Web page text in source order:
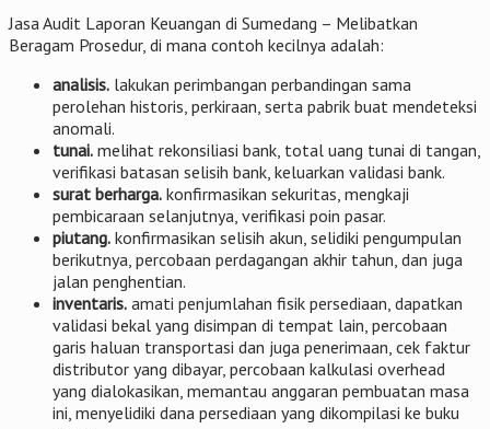
Jasa Audit Laporan Keuangan di Sumedang – Melibatkan
Beragam Prosedur, di mana contoh kecilnya adalah:
analisis. lakukan perimbangan perbandingan sama
perolehan historis, perkiraan, serta pabrik buat mendeteksi
anomali.
tunai. melihat rekonsiliasi bank, total uang tunai di tangan,
verifikasi batasan selisih bank, keluarkan validasi bank.
surat berharga. konfirmasikan sekuritas, mengkaji
pembicaraan selanjutnya, verifikasi poin pasar.
piutang. konfirmasikan selisih akun, selidiki pengumpulan
berikutnya, percobaan perdagangan akhir tahun, dan juga
jalan penghentian.
inventaris. amati penjumlahan fisik persediaan, dapatkan
validasi bekal yang disimpan di tempat lain, percobaan
garis haluan transportasi dan juga penerimaan, cek faktur
distributor yang dibayar, percobaan kalkulasi overhead
yang dialokasikan, memantau anggaran pembuatan masa
ini, menyelidiki dana persediaan yang dikompilasi ke buku